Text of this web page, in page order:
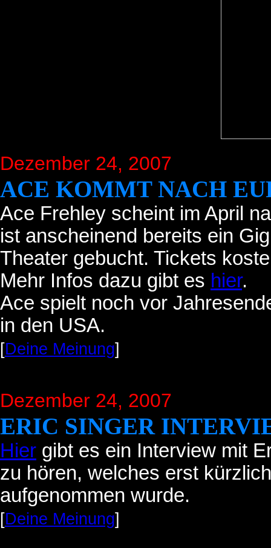
Dezember 24, 2007
ACE KOMMT NACH
Ace Frehley scheint im April
ist anscheinend bereits ein
Theater gebucht. Tickets
Mehr Infos dazu gibt es hier.
Ace spielt noch vor
in den USA.
[Deine Meinung]
Dezember 24, 2007
ERIC SINGER
Hier gibt es ein Interview mit
zu hören, welches erst
aufgenommen wurde.
[Deine Meinung]